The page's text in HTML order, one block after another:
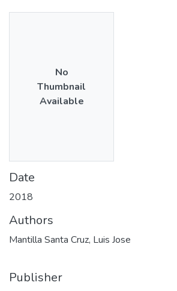
No
Thumbnail
Available
Date
2018
Authors
Mantilla Santa Cruz, Luis Jose
Publisher